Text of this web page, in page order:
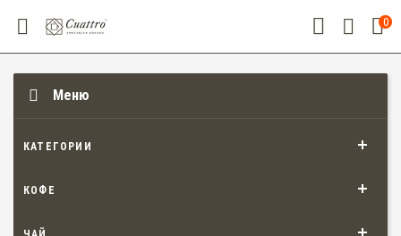
0
Меню
КАТЕГОРИИ
КОФЕ